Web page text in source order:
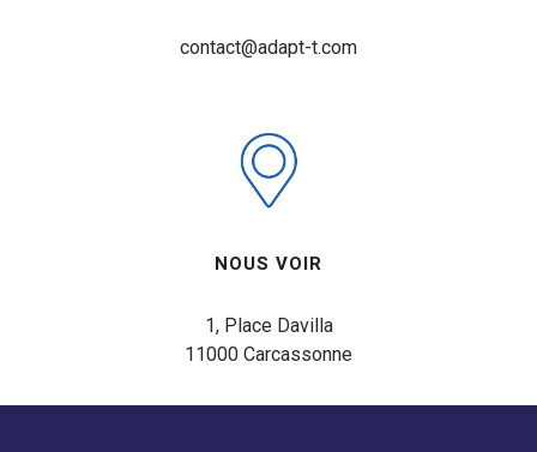
contact@adapt-t.com
NOUS VOIR
1, Place Davilla
11000 Carcassonne